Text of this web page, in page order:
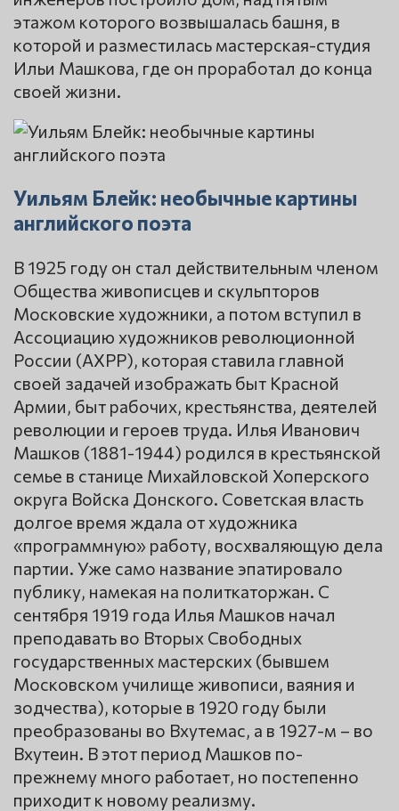
этажом которого возвышалась башня, в
которой и разместилась мастерская-студия
Ильи Машкова, где он проработал до конца
своей жизни.
Уильям Блейк: необычные картины
английского поэта
В 1925 году он стал действительным членом
Общества живописцев и скульпторов
Московские художники, а потом вступил в
Ассоциацию художников революционной
России (АХРР), которая ставила главной
своей задачей изображать быт Красной
Армии, быт рабочих, крестьянства, деятелей
революции и героев труда. Илья Иванович
Машков (1881-1944) родился в крестьянской
семье в станице Михайловской Хоперского
округа Войска Донского. Советская власть
долгое время ждала от художника
«программную» работу, восхваляющую дела
партии. Уже само название эпатировало
публику, намекая на политкаторжан. С
сентября 1919 года Илья Машков начал
преподавать во Вторых Свободных
государственных мастерских (бывшем
Московском училище живописи, ваяния и
зодчества), которые в 1920 году были
преобразованы во Вхутемас, а в 1927-м – во
Вхутеин. В этот период Машков по-
прежнему много работает, но постепенно
приходит к новому реализму.